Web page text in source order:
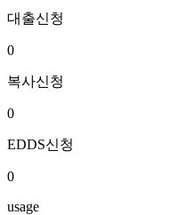
대출신청
0
복사신청
0
EDDS신청
0
usage